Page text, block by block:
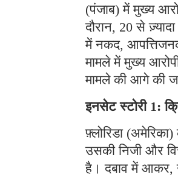
(पंजाब) में मुख्य
दौरान, 20 से
में नकद,
मामले में मुख्य
मामले की आगे की
इनसेट स्टोरी 1:
फ़्लोरिडा
उसकी निजी और
है। दबाव में आकर,